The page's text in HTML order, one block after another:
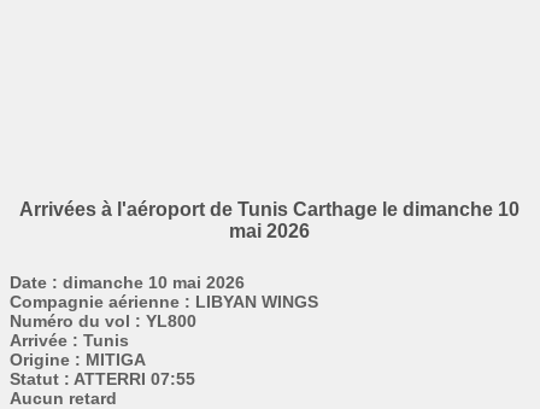
Arrivées à l'aéroport de Tunis Carthage le dimanche 10
mai 2026
Date : dimanche 10 mai 2026
Compagnie aérienne : LIBYAN WINGS
Numéro du vol : YL800
Arrivée : Tunis
Origine : MITIGA
Statut : ATTERRI 07:55
Aucun retard